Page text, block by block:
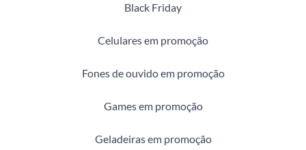
Black Friday
Celulares em promoção
Fones de ouvido em promoção
Games em promoção
Geladeiras em promoção